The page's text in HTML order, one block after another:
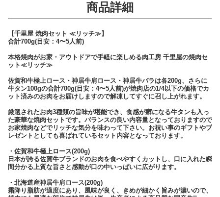
商品詳細
【千里屋 焼肉セット ≪リッチ≫】
合計700g(目安：4〜5人前)
本格焼肉がお家・アウトドアで手軽に楽しめる肉工房 千里屋の焼肉セ
ット≪リッチ≫
佐賀和牛極上ロース・神居牛肩ロース・神居牛バラは各200g、さらに
牛タン100gの合計700g(目安：4〜5人前)が焼肉店の1/4以下の価格でカ
ット済みのお肉をお届けしますので解凍してすぐに召し上がれます。
厳選されたお肉3種類の旨味が堪能でき、食感が癖になる牛タンも入っ
た豪華な焼肉セットです。バランスの良い内容量となっておりますので
お家焼肉などでリッチな気分を味わって下さい。お祝い事のギフトやプ
レゼントとしても喜ばれているセット内容となっております。
・佐賀和牛極上ロース(200g)
日本が誇る佐賀牛ブランドのお肉を食べやすくカットし、口に入れた瞬
間分かる上質な旨さと感動が口の中いっぱいに広がります。
・北海道産神居牛肩ロース(200g)
霜降り脂肪が適度にあり、風味が良く、きめが細かく旨みが濃いので、